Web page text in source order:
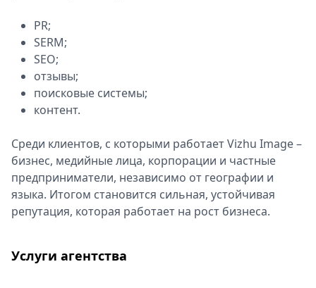
PR;
SERM;
SEO;
отзывы;
поисковые системы;
контент.
Среди клиентов, с которыми работает Vizhu Image –
бизнес, медийные лица, корпорации и частные
предприниматели, независимо от географии и
языка. Итогом становится сильная, устойчивая
репутация, которая работает на рост бизнеса.
Услуги агентства